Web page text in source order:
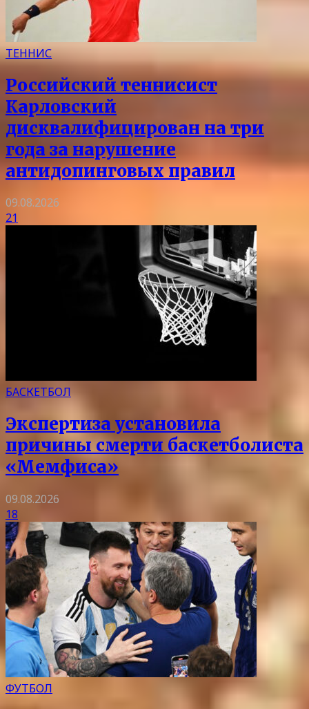
ТЕННИС
Российский теннисист
Карловский
дисквалифицирован на три
года за нарушение
антидопинговых правил
09.08.2026
21
БАСКЕТБОЛ
Экспертиза установила
причины смерти баскетболиста
«Мемфиса»
09.08.2026
18
ФУТБОЛ